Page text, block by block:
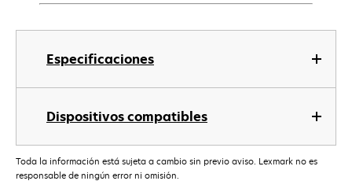
Especificaciones
Dispositivos compatibles
Toda la información está sujeta a cambio sin previo aviso. Lexmark no es
responsable de ningún error ni omisión.